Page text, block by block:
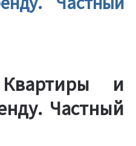
Квартиры и
Частный